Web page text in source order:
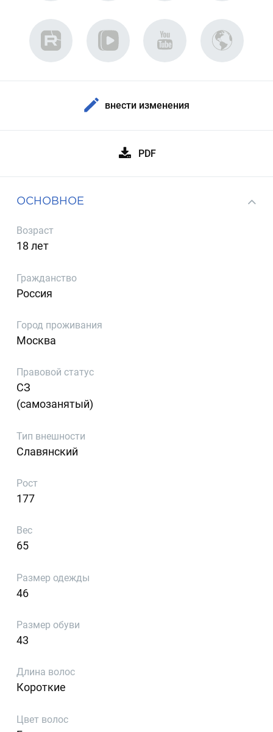
внести изменения
PDF
ОСНОВНОЕ
Возраст
18 лет
Гражданство
Россия
Город проживания
Москва
Правовой статус
СЗ
(самозанятый)
Тип внешности
Славянский
Рост
177
Вес
65
Размер одежды
46
Размер обуви
43
Длина волос
Короткие
Цвет волос